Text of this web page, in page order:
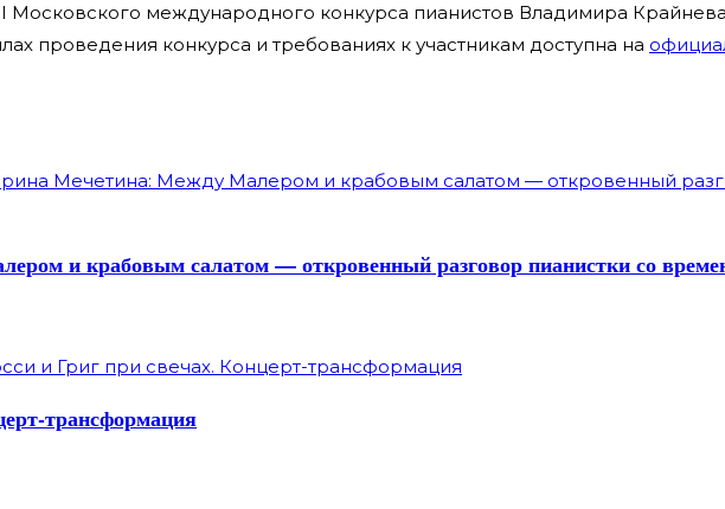
Московского международного конкурса пианистов Владимира
проведения конкурса и требованиях к участникам доступна на
и крабовым салатом — откровенный разговор пианистки со
трансформация